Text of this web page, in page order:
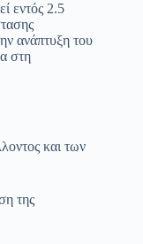
εντός 2.5
ανάπτυξη του
στη
και των
της